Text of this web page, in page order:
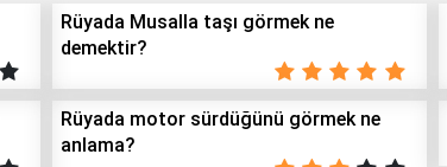
Rüyada Musalla taşı görmek ne
demektir?
Rüyada motor sürdüğünü görmek ne
anlama?